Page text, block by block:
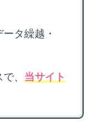
タ繰越・
、 当サイト